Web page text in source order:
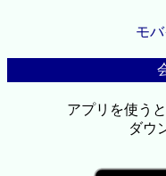
モ
アプリを使う
ダウ